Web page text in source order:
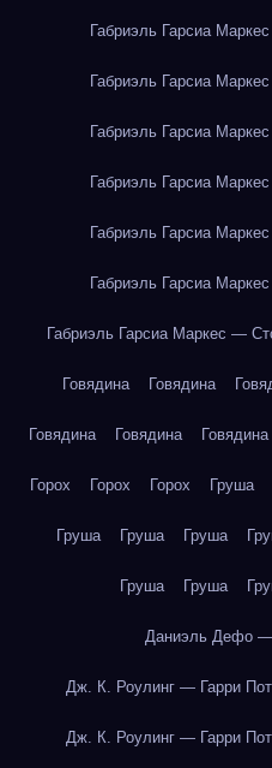
Габриэль Гарсиа
Габриэль Гарсиа
Габриэль Гарсиа
Габриэль Гарсиа
Габриэль Гарсиа
Габриэль Гарсиа
Габриэль Гарсиа Маркес —
Говядина Говядина
Говядина Говядина Говядина
Горох Горох Горох Груша
Груша Груша Груша
Груша Груша
Даниэль Дефо —
Дж. К. Роулинг — Гарри
Дж. К. Роулинг — Гарри